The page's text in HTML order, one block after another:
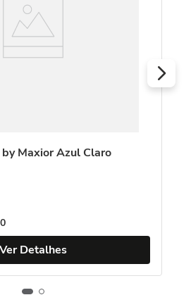
by Maxior Azul Claro
Ver Detalhes